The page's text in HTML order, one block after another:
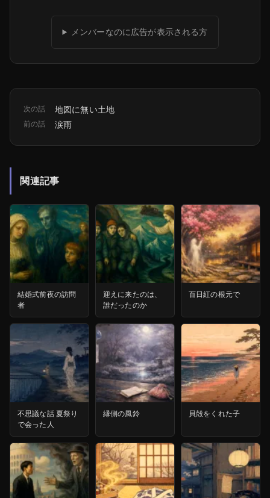
メンバーなのに広告が表示される方
次の話 地図に無い土地
前の話 涙雨
関連記事
結婚式前夜の訪問
者
迎えに来たのは、
誰だったのか
百日紅の根元で
不思議な話 夏祭り
で会った人
縁側の風鈴 貝殻をくれた子